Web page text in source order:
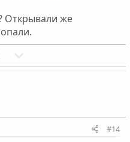
Открывали же
е
т
#14